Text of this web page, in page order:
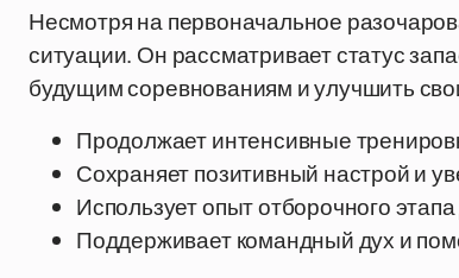
Несмотря на первоначальное
ситуации. Он рассматривает статус
будущим соревнованиям и улучшить
Продолжает интенсивные
Сохраняет позитивный настрой и
Использует опыт отборочного
Поддерживает командный дух и